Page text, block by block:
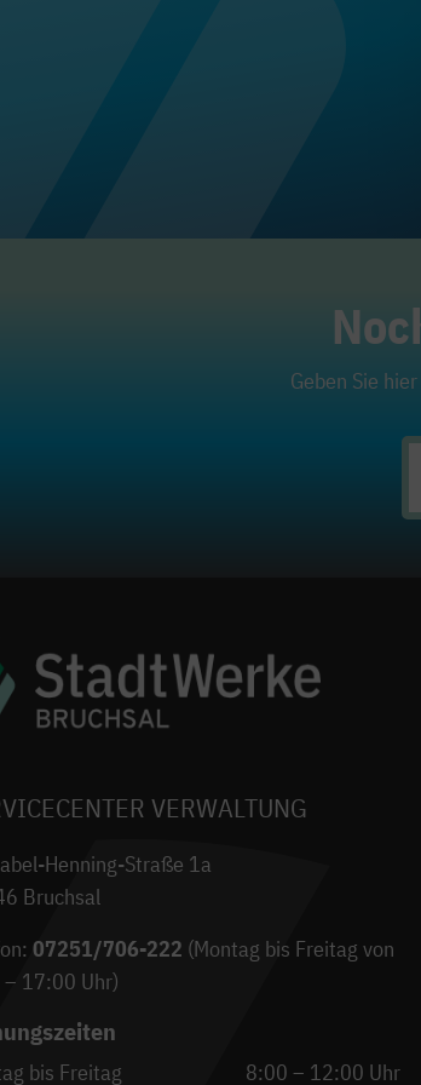
Geben Sie
VERWALTUNG
Henning-Straße 1a
Bruchsal
07251/706-222 (Montag bis Freitag von
17:00 Uhr)
bis Freitag 8:00 – 12:00 Uhr